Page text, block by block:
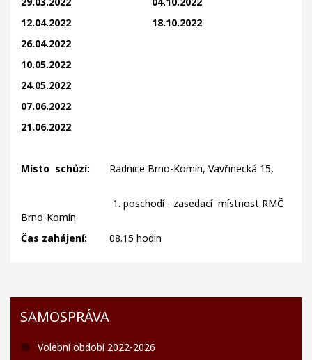
12.04.2022 18.10.2022
26.04.2022
10.05.2022
24.05.2022
07.06.2022
21.06.2022
Místo schůzí: Radnice Brno-Komín, Vavřinecká 15,
1. poschodí - zasedací místnost RMČ
Brno-Komín
Čas zahájení: 08.15 hodin
SAMOSPRÁVA
Volební období 2022-2026